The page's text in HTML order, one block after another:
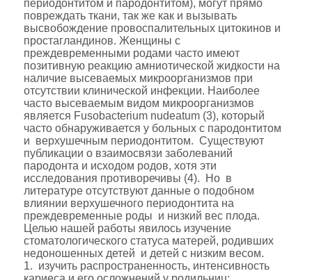
периодонтитом и пародонтитом), могут прямо
повреждать ткани, так же как и вызывать
высвобождение провоспалительных цитокинов и
простагландинов. Женщины с
преждевременными родами часто имеют
позитивную реакцию амниотической жидкости на
наличие высеваемых микроорганизмов при
отсутствии клинической инфекции. Наиболее
часто высеваемым видом микроорганизмов
является Fusobacterium nudeatum (3), который
часто обнаруживается у больных с пародонтитом
и верхушечным периодонтитом. Существуют
публикации о взаимосвязи заболеваний
пародонта и исходом родов, хотя эти
исследования противоречивы (4). Но в
литературе отсутствуют данные о подобном
влиянии верхушечного периодонтита на
преждевременные роды и низкий вес плода.
Целью нашей работы явилось изучение
стоматологического статуса матерей, родивших
недоношенных детей и детей с низким весом.
1. изучить распространенность, интенсивность